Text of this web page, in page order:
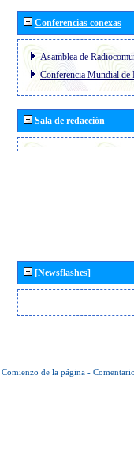
Conferencias conexas
Asamblea de
Conferencia Mundial
Sala de redacción
[Newsflashes]
Comienzo de la página -